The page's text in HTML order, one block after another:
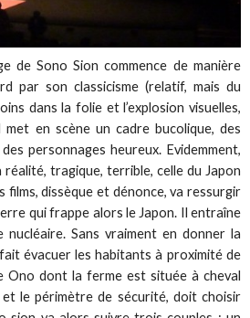
de Sono Sion commence de manière
par son classicisme (relatif, mais du
dans la folie et l’explosion visuelles,
met en scène un cadre bucolique, des
personnages heureux. Evidemment,
tragique, terrible, celle du Japon
films, dissèque et dénonce, va ressurgir
qui frappe alors le Japon. Il entraîne
nucléaire. Sans vraiment en donner la
évacuer les habitants à proximité de
Ono dont la ferme est située à cheval
le périmètre de sécurité, doit choisir